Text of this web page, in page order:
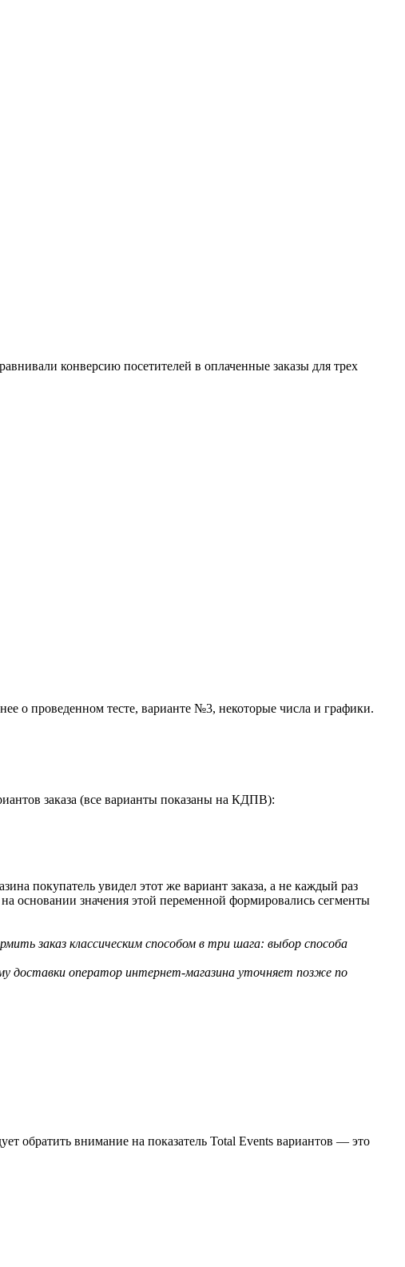
конверсию посетителей в оплаченные заказы для трех
о проведенном тесте, варианте №3, некоторые числа и графики.
заказа (все варианты показаны на КДПВ):
покупатель увидел этот же вариант заказа, а не каждый раз
основании значения этой переменной формировались сегменты
заказ классическим способом в три шага: выбор способа
доставки оператор интернет-магазина уточняет позже по
обратить внимание на показатель Total Events вариантов — это